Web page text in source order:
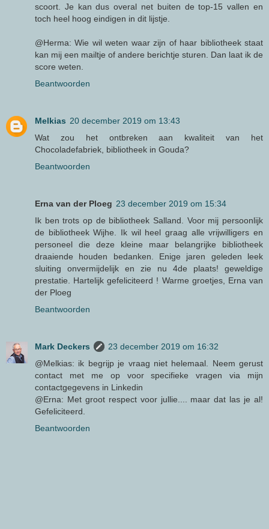
scoort. Je kan dus overal net buiten de top-15 vallen en
toch heel hoog eindigen in dit lijstje.
@Herma: Wie wil weten waar zijn of haar bibliotheek staat
kan mij een mailtje of andere berichtje sturen. Dan laat ik de
score weten.
Beantwoorden
Melkias 20 december 2019 om 13:43
Wat zou het ontbreken aan kwaliteit van het
Chocoladefabriek, bibliotheek in Gouda?
Beantwoorden
Erna van der Ploeg 23 december 2019 om 15:34
Ik ben trots op de bibliotheek Salland. Voor mij persoonlijk
de bibliotheek Wijhe. Ik wil heel graag alle vrijwilligers en
personeel die deze kleine maar belangrijke bibliotheek
draaiende houden bedanken. Enige jaren geleden leek
sluiting onvermijdelijk en zie nu 4de plaats! geweldige
prestatie. Hartelijk gefeliciteerd ! Warme groetjes, Erna van
der Ploeg
Beantwoorden
Mark Deckers
23 december 2019 om 16:32
@Melkias: ik begrijp je vraag niet helemaal. Neem gerust
contact met me op voor specifieke vragen via mijn
contactgegevens in Linkedin
@Erna: Met groot respect voor jullie.... maar dat las je al!
Gefeliciteerd.
Beantwoorden